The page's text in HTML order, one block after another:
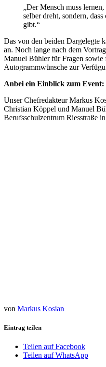
„Der Mensch muss
selber dreht, sondern,
gibt.“
Das von den beiden Dargelegte
an. Noch lange nach dem
Manuel Bühler für Fragen
Autogrammwünsche zur
Anbei ein Einblick zum Event:
Unser Chefredakteur Markus
Christian Köppel und Manuel
Berufsschulzentrum Riesstraße
von Markus Kosian
Eintrag teilen
Teilen auf Facebook
Teilen auf WhatsApp